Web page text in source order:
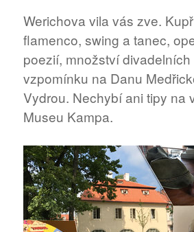
Werichova vila vás zve.
flamenco, swing a tanec,
poezií, množství divadelních
vzpomínku na Danu
Vydrou. Nechybí ani tipy na
Museu Kampa.